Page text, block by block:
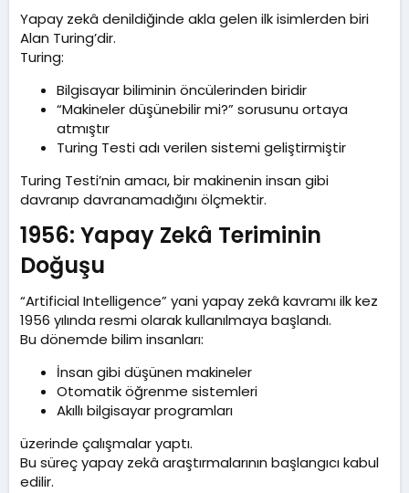
Yapay zekâ denildiğinde akla gelen ilk isimlerden biri
Alan Turing’dir.
Turing:
Bilgisayar biliminin öncülerinden biridir
“Makineler düşünebilir mi?” sorusunu ortaya
atmıştır
Turing Testi adı verilen sistemi geliştirmiştir
Turing Testi’nin amacı, bir makinenin insan gibi
davranıp davranamadığını ölçmektir.
1956: Yapay Zekâ Teriminin
Doğuşu​
“Artificial Intelligence” yani yapay zekâ kavramı ilk kez
1956 yılında resmi olarak kullanılmaya başlandı.
Bu dönemde bilim insanları:
İnsan gibi düşünen makineler
Otomatik öğrenme sistemleri
Akıllı bilgisayar programları
üzerinde çalışmalar yaptı.
Bu süreç yapay zekâ araştırmalarının başlangıcı kabul
edilir.